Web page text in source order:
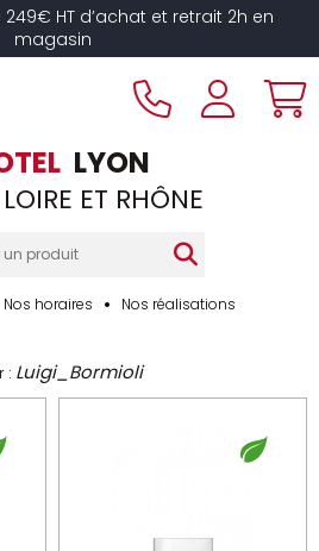
HT d’achat et retrait 2h en
magasin
LYON
ET RHÔNE
Nos horaires Nos réalisations
: Luigi_Bormioli